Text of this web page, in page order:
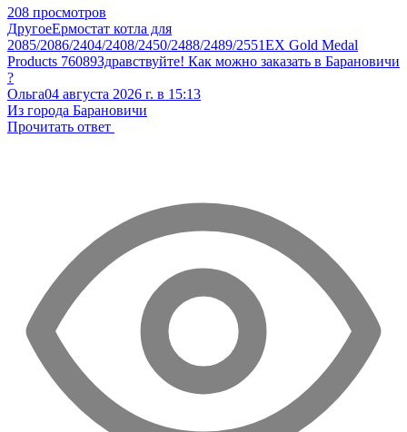
208 просмотров
ДругоеЕрмостат котла для
2085/2086/2404/2408/2450/2488/2489/2551EX Gold Medal
Products 76089Здравствуйте! Как можно заказать в Барановичи
?
Ольга04 августа 2026 г. в 15:13
Из города Барановичи
Прочитать ответ